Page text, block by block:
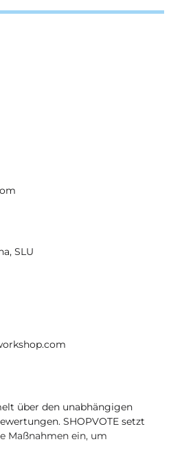
SLU
über den unabhängigen
SHOPVOTE setzt
Maßnahmen ein, um